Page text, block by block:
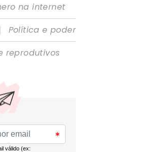
na internet
|
Política e poder
reprodutivos